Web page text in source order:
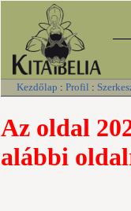
Kezdőlap : Profil :
Az oldal
alábbi